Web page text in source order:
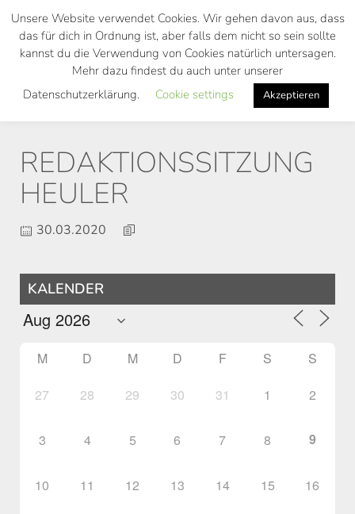
Skip
main
REDAKTIONSSITZUNG
HEULER
30.03.2020
KALENDER
M D M D F S S
27 28 29 30 31 1 2
3 4 5 6 7 8 9
10 11 12 13 14 15 16
Unsere Website verwendet Cookies. Wir gehen davon aus, dass
das für dich in Ordnung ist, aber falls dem nicht so sein sollte
kannst du die Verwendung von Cookies natürlich untersagen.
Mehr dazu findest du auch unter unserer
Datenschutzerklärung.
Cookie settings Akzeptieren